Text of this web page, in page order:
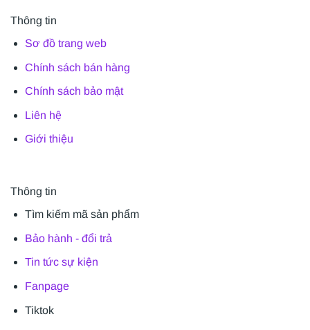
Thông tin
Sơ đồ trang web
Chính sách bán hàng
Chính sách bảo mật
Liên hệ
Giới thiệu
Thông tin
Tìm kiếm mã sản phẩm
Bảo hành - đổi trả
Tin tức sự kiện
Fanpage
Tiktok